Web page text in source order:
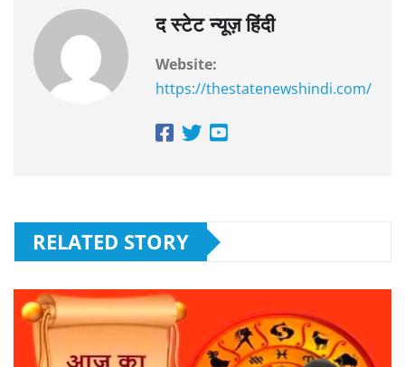
द स्टेट न्यूज़ हिंदी
Website:
https://thestatenewshindi.com/
RELATED STORY